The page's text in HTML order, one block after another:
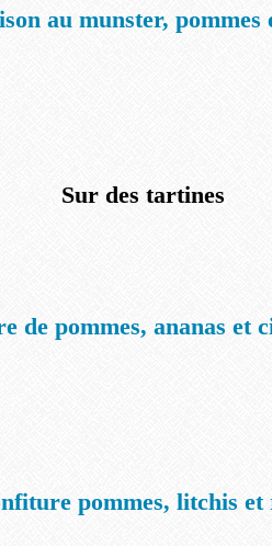
au munster, pommes
Sur des tartines
de pommes, ananas et
pommes, litchis et